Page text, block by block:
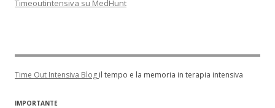
Timeoutintensiva su MedHunt
Time Out Intensiva Blog il tempo e la memoria in terapia intensiva
IMPORTANTE